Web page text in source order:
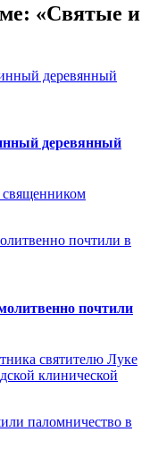
«Святые и
деревянный
священником
почтили
святителю Луке
клинической